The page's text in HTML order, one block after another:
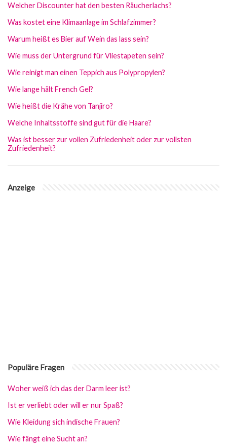
Welcher Discounter hat den besten Räucherlachs?
Was kostet eine Klimaanlage im Schlafzimmer?
Warum heißt es Bier auf Wein das lass sein?
Wie muss der Untergrund für Vliestapeten sein?
Wie reinigt man einen Teppich aus Polypropylen?
Wie lange hält French Gel?
Wie heißt die Krähe von Tanjiro?
Welche Inhaltsstoffe sind gut für die Haare?
Was ist besser zur vollen Zufriedenheit oder zur vollsten
Zufriedenheit?
Anzeige
Populäre Fragen
Woher weiß ich das der Darm leer ist?
Ist er verliebt oder will er nur Spaß?
Wie Kleidung sich indische Frauen?
Wie fängt eine Sucht an?